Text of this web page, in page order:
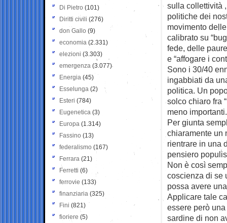
sulla collettività
politiche dei
movimento
calibrato su
fede, delle
e “affogare i
Sono i 30/40
ingabbiati da
politica. Un
solco chiaro fra
meno importanti.
Per giunta
chiaramente un
rientrare in una
pensiero
Non è così
coscienza di se
possa avere
Applicare tale
essere però
sardine di non
Di Pietro (101)
Diritti civili (276)
don Gallo (9)
economia (2.331)
elezioni (3.303)
emergenza (3.077)
Energia (45)
Esselunga (2)
Esteri (784)
Eugenetica (3)
Europa (1.314)
Fassino (13)
federalismo (167)
Ferrara (21)
Ferretti (6)
ferrovie (133)
finanziaria (325)
Fini (821)
fioriere (5)